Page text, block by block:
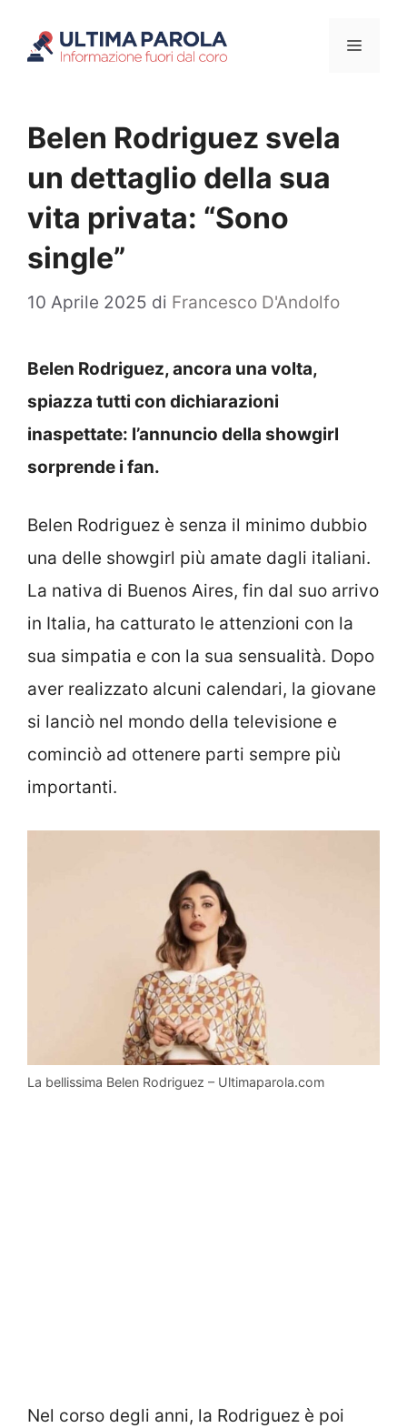
Menu
Belen Rodriguez svela
un dettaglio della sua
vita privata: “Sono
single”
10 Aprile 2025 di Francesco D'Andolfo
Belen Rodriguez, ancora una volta,
spiazza tutti con dichiarazioni
inaspettate: l’annuncio della showgirl
sorprende i fan.
Belen Rodriguez è senza il minimo dubbio
una delle showgirl più amate dagli italiani.
La nativa di Buenos Aires, fin dal suo arrivo
in Italia, ha catturato le attenzioni con la
sua simpatia e con la sua sensualità. Dopo
aver realizzato alcuni calendari, la giovane
si lanciò nel mondo della televisione e
cominciò ad ottenere parti sempre più
importanti.
La bellissima Belen Rodriguez – Ultimaparola.com
Nel corso degli anni, la Rodriguez è poi